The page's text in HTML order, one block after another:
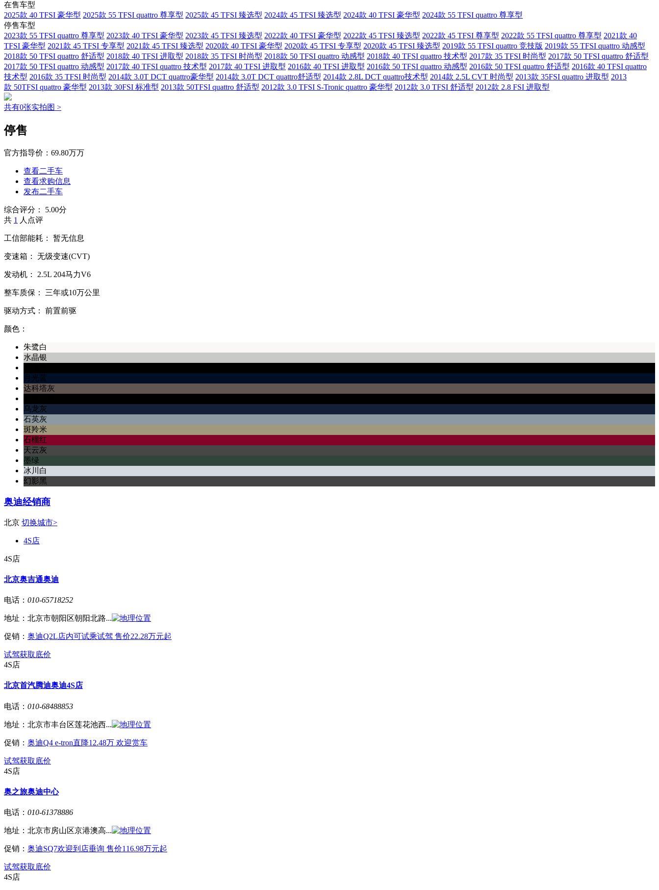
在售车型
2025款 40 TFSI 豪华型 2025款 55 TFSI quattro 尊享型 2025款 45 TFSI 臻选型 2024款 45 TFSI 臻选型 2024款 40 TFSI 豪华型 2024款 55 TFSI quattro 尊享型
停售车型
2023款 55 TFSI quattro 尊享型 2023款 40 TFSI 豪华型 2023款 45 TFSI 臻选型 2022款 40 TFSI 豪华型 2022款 45 TFSI 臻选型 2022款 45 TFSI 尊享型 2022款 55 TFSI quattro 尊享型 2021款 40
TFSI 豪华型 2021款 45 TFSI 专享型 2021款 45 TFSI 臻选型 2020款 40 TFSI 豪华型 2020款 45 TFSI 专享型 2020款 45 TFSI 臻选型 2019款 55 TFSI quattro 竞技版 2019款 55 TFSI quattro 动感型
2018款 50 TFSI quattro 舒适型 2018款 40 TFSI 进取型 2018款 35 TFSI 时尚型 2018款 50 TFSI quattro 动感型 2018款 40 TFSI quattro 技术型 2017款 35 TFSI 时尚型 2017款 50 TFSI quattro 舒适型
2017款 50 TFSI quattro 动感型 2017款 40 TFSI quattro 技术型 2017款 40 TFSI 进取型 2016款 40 TFSI 进取型 2016款 50 TFSI quattro 动感型 2016款 50 TFSI quattro 舒适型 2016款 40 TFSI quattro
技术型 2016款 35 TFSI 时尚型 2014款 3.0T DCT quattro豪华型 2014款 3.0T DCT quattro舒适型 2014款 2.8L DCT quattro技术型 2014款 2.5L CVT 时尚型 2013款 35FSI quattro 进取型 2013
款 50TFSI quattro 豪华型 2013款 30FSI 标准型 2013款 50TFSI quattro 舒适型 2012款 3.0 TFSI S-Tronic quattro 豪华型 2012款 3.0 TFSI 舒适型 2012款 2.8 FSI 进取型
共有0张实拍图 >
停售
官方指导价： 69.80万万
查看二手车
查看求购信息
发布二手车
综合评分：
5.00分
共 1 人点评
工信部能耗： 暂无信息
变速箱： 无级变速(CVT)
发动机： 2.5L 204马力V6
整车质保： 三年或10万公里
驱动方式： 前置前驱
颜色：
朱鹭白
水晶银
月光蓝
达科塔灰
乌龙灰
石英灰
斑羚米
石榴红
天云灰
墨绿
冰川白
幻影黑
奥迪经销商
北京 切换城市>
4S店
4S店
北京奥吉通奥迪
电话： 010-65718252
地址： 北京市朝阳区朝阳北路...
促销： 奥迪Q2L店内可试乘试驾 售价22.28万元起
试驾获取底价
4S店
北京首汽腾迪奥迪4S店
电话： 010-68488853
地址： 北京市丰台区莲花池西...
促销： 奥迪Q4 e-tron直降12.48万 欢迎赏车
试驾获取底价
4S店
奥之旅奥迪中心
电话： 010-61378886
地址： 北京市房山区京港澳高...
促销： 奥迪SQ7欢迎到店垂询 售价116.98万元起
试驾获取底价
4S店